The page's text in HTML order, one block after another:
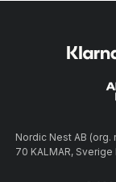
Nordic Nest AB
70 KALMAR,